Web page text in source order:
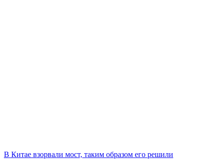
В Китае взорвали мост, таким образом его решили